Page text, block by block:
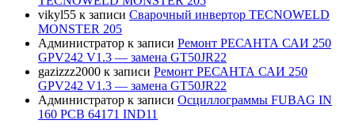
vikyl55 к записи Сварочный инвертор TECNOWELD
MONSTER 205
Администратор к записи Ремонт РЕСАНТА САИ 250
GPV242 V1.3 — замена GT50JR22
gazizzz2000 к записи Ремонт РЕСАНТА САИ 250
GPV242 V1.3 — замена GT50JR22
Администратор к записи Осциллограммы FUBAG IN
160 PCB 64171 IND11